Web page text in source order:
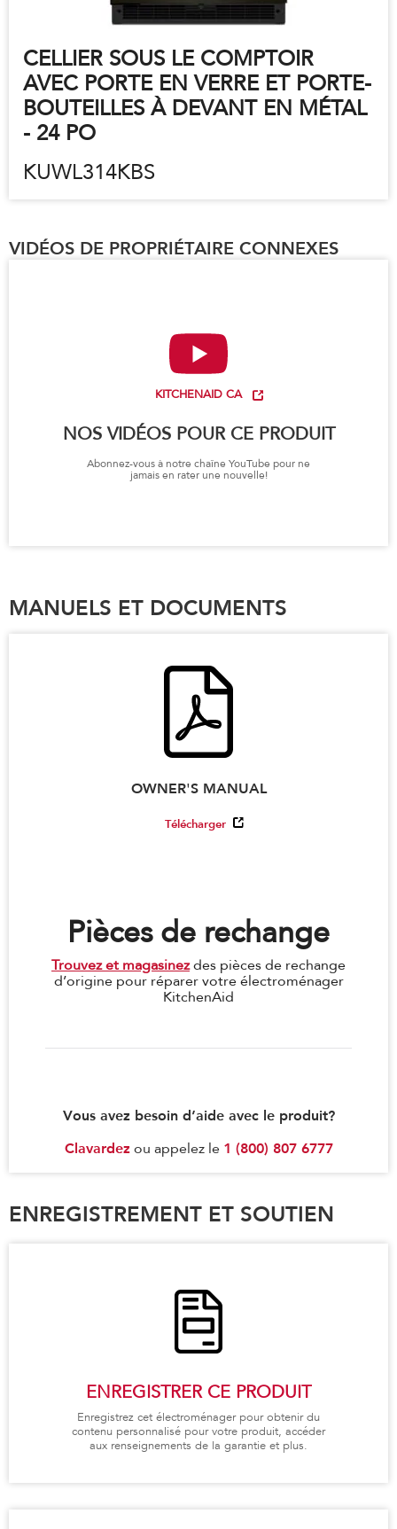
CELLIER SOUS LE COMPTOIR
AVEC PORTE EN VERRE ET PORTE-
BOUTEILLES À DEVANT EN MÉTAL
- 24 PO
KUWL314KBS
VIDÉOS DE PROPRIÉTAIRE CONNEXES
KITCHENAID CA
NOS VIDÉOS POUR CE PRODUIT
Abonnez-vous à notre chaîne YouTube pour ne
jamais en rater une nouvelle!
MANUELS ET DOCUMENTS
OWNER'S MANUAL
Télécharger
Pièces de rechange
Trouvez et magasinezdes pièces de rechange
d’origine pour réparer votre électroménager
KitchenAid
Vous avez besoin d’aide avec le produit?
Clavardezou appelez le 1 (800) 807 6777
ENREGISTREMENT ET SOUTIEN
ENREGISTRER CE PRODUIT
Enregistrez cet électroménager pour obtenir du
contenu personnalisé pour votre produit, accéder
aux renseignements de la garantie et plus.